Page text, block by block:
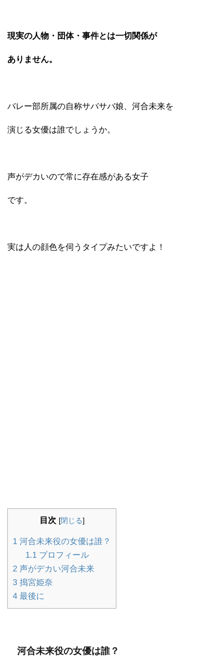
現実の人物・団体・事件とは一切関係が
ありません。
バレー部所属の自称サバサバ娘、河合未来を
演じる女優は誰でしょうか。
声がデカいので常に存在感がある女子
です。
実は人の顔色を伺うタイプみたいですよ！
目次 [閉じる]
1 河合未来役の女優は誰？
1.1プロフィール
2 声がデカい河合未来
3 搗宮姫奈
4 最後に
河合未来役の女優は誰？